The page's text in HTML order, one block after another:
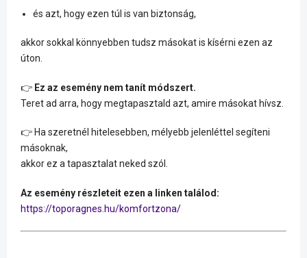
és azt, hogy ezen túl is van biztonság,
akkor sokkal könnyebben tudsz másokat is kísérni ezen az
úton.
👉 Ez az esemény nem tanít módszert.
Teret ad arra, hogy megtapasztald azt, amire másokat hívsz.
👉 Ha szeretnél hitelesebben, mélyebb jelenléttel segíteni
másoknak,
akkor ez a tapasztalat neked szól.
Az esemény részleteit ezen a linken találod:
https://toporagnes.hu/komfortzona/